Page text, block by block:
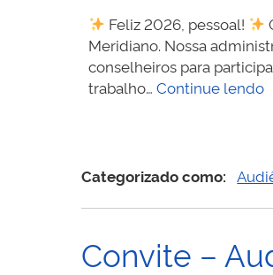
Feliz 2026, pessoal!
Meridiano. Nossa
conselheiros para
trabalho… Continue lendo
–
Categorizado como:
Convite –